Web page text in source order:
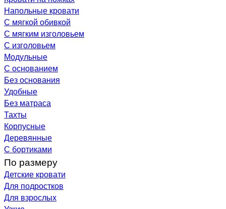
Напольные кровати
С мягкой обивкой
С мягким изголовьем
С изголовьем
Модульные
С основанием
Без основания
Удобные
Без матраса
Тахты
Корпусные
Деревянные
С бортиками
По размеру
Детские кровати
Для подростков
Для взрослых